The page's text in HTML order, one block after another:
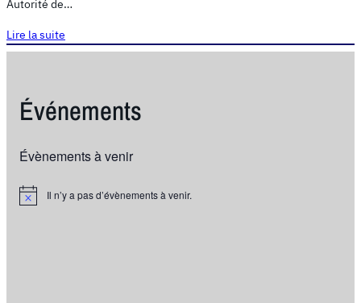
Autorité de…
Lire la suite
Événements
Évènements à venir
N
Il n’y a pas d’évènements à venir.